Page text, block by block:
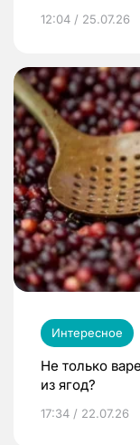
12:04 / 25.07.26
Интересное
Не только
из ягод?
17:34 / 22.07.26